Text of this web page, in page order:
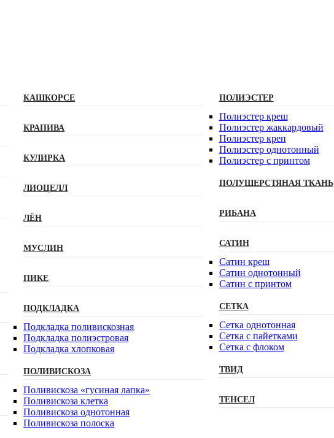
КАШКОРСЕ
КРАПИВА
КУЛИРКА
ЛИОЦЕЛЛ
ЛЁН
МУСЛИН
ПИКЕ
ПОДКЛАДКА
Подкладка поливискозная
Подкладка полиэстровая
Подкладка хлопковая
ПОЛИВИСКОЗА
Поливискоза «гусиная лапка»
Поливискоза клетка
Поливискоза однотонная
Поливискоза полоска
ПОЛИЭСТЕР
Полиэстeр креш
Полиэстер жаккардовый
Полиэстер креп
Полиэстер однотонный
Полиэстер с принтом
ПОЛУШЕРСТЯНАЯ ТКАНЬ
РИБАНА
САТИН
Сатин креш
Сатин однотонный
Сатин с принтом
СЕТКА
Сетка однотонная
Сетка с пайетками
Сетка с флоком
ТВИД
ТЕНСЕЛ